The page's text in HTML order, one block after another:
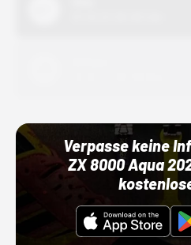
Verpasse keine
ZX 8000 Aqua